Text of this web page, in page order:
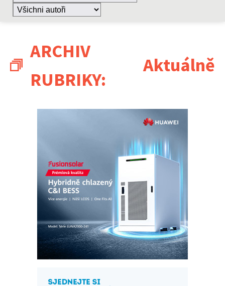
ARCHIV
RUBRIKY:
Aktuálně